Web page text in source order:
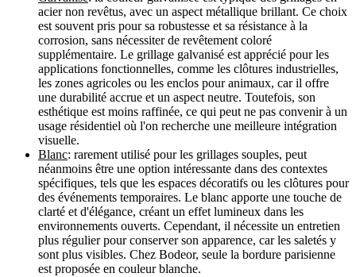
acier non revêtus, avec un aspect métallique brillant. Ce choix
est souvent pris pour sa robustesse et sa résistance à la
corrosion, sans nécessiter de revêtement coloré
supplémentaire. Le grillage galvanisé est apprécié pour les
applications fonctionnelles, comme les clôtures industrielles,
les zones agricoles ou les enclos pour animaux, car il offre
une durabilité accrue et un aspect neutre. Toutefois, son
esthétique est moins raffinée, ce qui peut ne pas convenir à un
usage résidentiel où l'on recherche une meilleure intégration
visuelle.
Blanc: rarement utilisé pour les grillages souples, peut
néanmoins être une option intéressante dans des contextes
spécifiques, tels que les espaces décoratifs ou les clôtures pour
des événements temporaires. Le blanc apporte une touche de
clarté et d'élégance, créant un effet lumineux dans les
environnements ouverts. Cependant, il nécessite un entretien
plus régulier pour conserver son apparence, car les saletés y
sont plus visibles. Chez Bodeor, seule la bordure parisienne
est proposée en couleur blanche.